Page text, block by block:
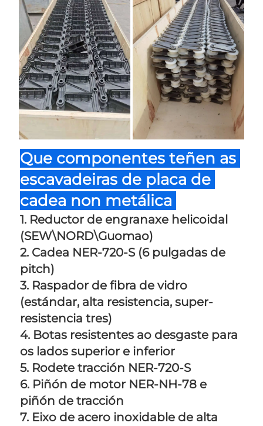
Que componentes teñen as
escavadeiras de placa de
cadea non metálica
1. Reductor de engranaxe helicoidal
(SEW\NORD\Guomao)
2. Cadea NER-720-S (6 pulgadas de
pitch)
3. Raspador de fibra de vidro
(estándar, alta resistencia, super-
resistencia tres)
4. Botas resistentes ao desgaste para
os lados superior e inferior
5. Rodete tracción NER-720-S
6. Piñón de motor NER-NH-78 e
piñón de tracción
7. Eixo de acero inoxidable de alta